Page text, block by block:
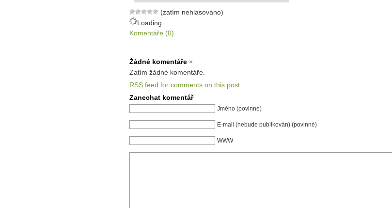
(zatím nehlasováno)
Loading...
Komentáře (0)
Žádné komentáře »
Zatím žádné komentáře.
RSS feed for comments on this post.
Zanechat komentář
Jméno (povinné)
E-mail (nebude publikován) (povinné)
WWW